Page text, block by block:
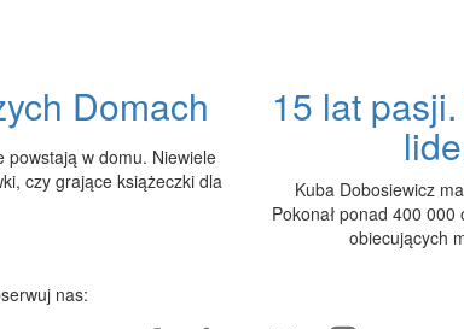
Domach
powstają w domu. Niewiele
czy grające książeczki dla
15 lat
Kuba Dobosiewicz
Pokonał ponad 400
obiecujących
nas: